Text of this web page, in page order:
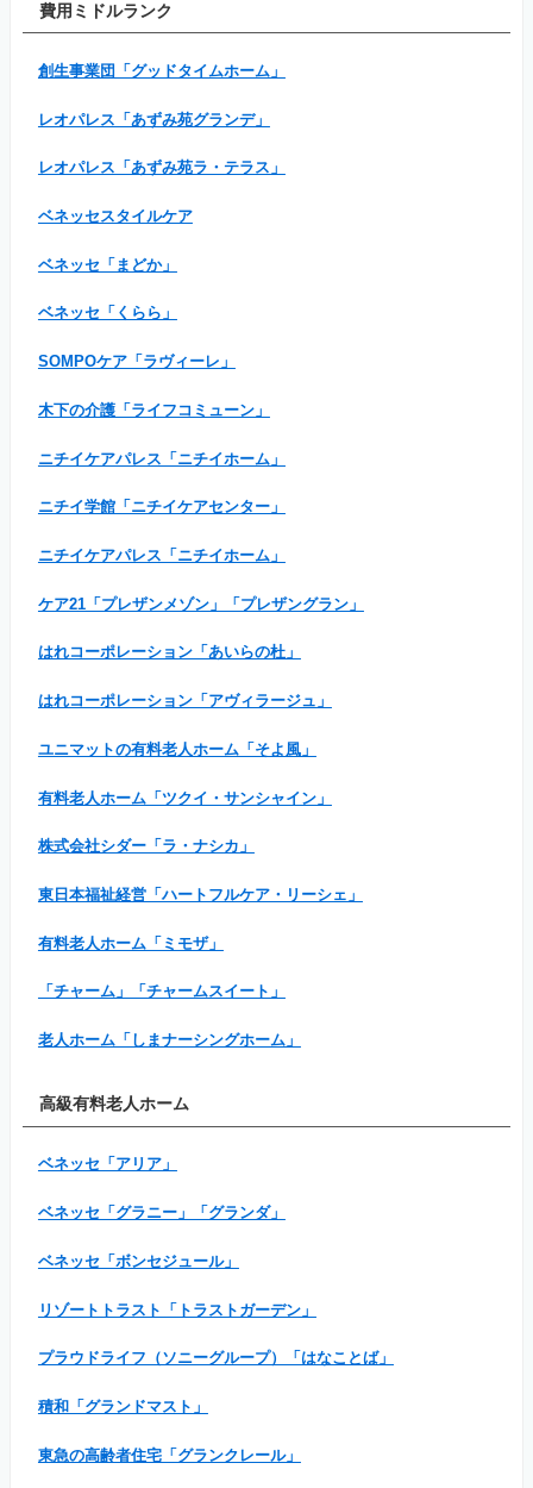
費用ミドルランク
創生事業団「グッドタイムホーム」
レオパレス「あずみ苑グランデ」
レオパレス「あずみ苑ラ・テラス」
ベネッセスタイルケア
ベネッセ「まどか」
ベネッセ「くらら」
SOMPOケア「ラヴィーレ」
木下の介護「ライフコミューン」
ニチイケアパレス「ニチイホーム」
ニチイ学館「ニチイケアセンター」
ニチイケアパレス「ニチイホーム」
ケア21「プレザンメゾン」「プレザングラン」
はれコーポレーション「あいらの杜」
はれコーポレーション「アヴィラージュ」
ユニマットの有料老人ホーム「そよ風」
有料老人ホーム「ツクイ・サンシャイン」
株式会社シダー「ラ・ナシカ」
東日本福祉経営「ハートフルケア・リーシェ」
有料老人ホーム「ミモザ」
「チャーム」「チャームスイート」
老人ホーム「しまナーシングホーム」
高級有料老人ホーム
ベネッセ「アリア」
ベネッセ「グラニー」「グランダ」
ベネッセ「ボンセジュール」
リゾートトラスト「トラストガーデン」
プラウドライフ（ソニーグループ）「はなことば」
積和「グランドマスト」
東急の高齢者住宅「グランクレール」